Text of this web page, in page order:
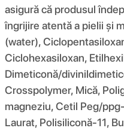
asigură că produsul
îngrijire atentă a pielii și
(water),
Ciclohexasiloxan,
Dimeticonă/
Crosspolymer, Mică,
magneziu, Cetil Peg/
Laurat, Polisiliconă-11,